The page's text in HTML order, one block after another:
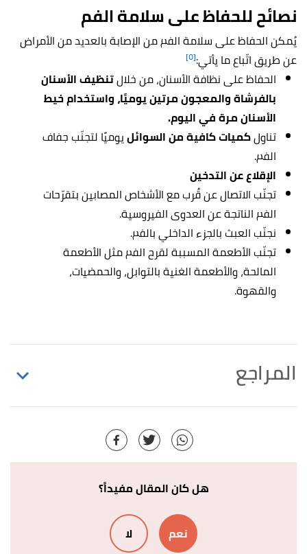
نصائح للحفاظ على سلامة الفم
يُمكن الحفاظ على سلامة الفم من الإصابة بالعديد من الأمراض
عن طريق اتّباع ما يأتي:[٥]
الحفاظ على نظافة الأسنان، من خلالتنظيف الأسنان
بالفرشاة والمعجون مرتين يوميًا، واستخدام خيط
الأسنان مرة في اليوم.
تناولكميات كافية من السوائليوميًا لتجنّب جفاف
الفم.
الإقلاع عن التدخين
تجنّب الاتصال عن قُرب مع الأشخاص المصابين بتقرّحات
الفم الناتجة عن العدوى الفيروسية.
نجنّب العبث بالجزء الداخلي بالفم.
تجنّب الأطعمة المسببة لقرح الفم مثل الأطعمة
المالحة، والأطعمة الغنية بالتوابل، والحمضيات،
والقهوة.
المراجع
Apostolos Christopoulos (11/9/2015),
"Mouth Anatomy",emedicine.medscape, Retrieved
28/2/2021. Edited.
betterhealth.vic, Retrieved
28/2/2021. Edited.
هل كان المقال مفيداً؟
نعم لا